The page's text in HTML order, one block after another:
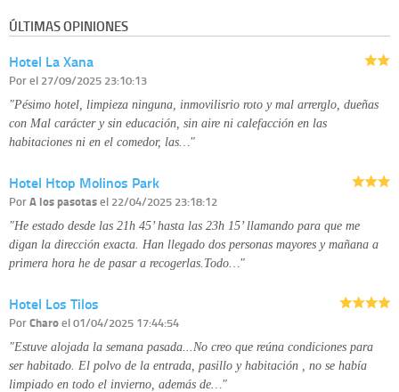
Derechos:tiene derecho a saber qué información tenemos sobre usted,
disponible en nuestra página web.
Información complementaria:
ÚLTIMAS OPINIONES
Hotel La Xana
Porel 27/09/2025 23:10:13
"Pésimo hotel, limpieza ninguna, inmovilisrio roto y mal arrerglo, dueñas
con Mal carácter y sin educación, sin aire ni calefacción en las
habitaciones ni en el comedor, las…"
Hotel Htop Molinos Park
PorA los pasotasel 22/04/2025 23:18:12
"He estado desde las 21h 45’ hasta las 23h 15’ llamando para que me
digan la dirección exacta. Han llegado dos personas mayores y mañana a
primera hora he de pasar a recogerlas.Todo…"
Hotel Los Tilos
PorCharoel 01/04/2025 17:44:54
"Estuve alojada la semana pasada...No creo que reúna condiciones para
ser habitado. El polvo de la entrada, pasillo y habitación , no se había
limpiado en todo el invierno, además de…"